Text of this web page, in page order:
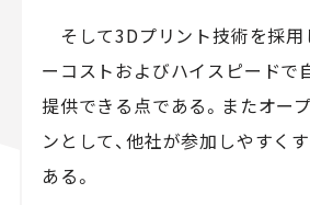
そして3Dプリント技術を採用
ーコストおよびハイスピードで
提供できる点である。またオー
ンとして、他社が参加しやすく
ある。